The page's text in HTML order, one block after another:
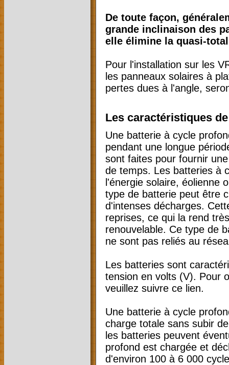
De toute façon,
grande inclinaison des
elle élimine la quasi-
Pour l'installation sur les
les panneaux solaires à
pertes dues à l'angle,
Les caractéristiques
Une batterie à cycle
pendant une longue
sont faites pour fournir
de temps. Les batteries à
l'énergie solaire, éolienne
type de batterie peut être
d'intenses décharges.
reprises, ce qui la rend
renouvelable. Ce type de
ne sont pas reliés au
Les batteries sont
tension en volts (V). Pour
veuillez suivre ce lien.
Une batterie à cycle
charge totale sans subir
les batteries peuvent
profond est chargée et
d'environ 100 à 6 000